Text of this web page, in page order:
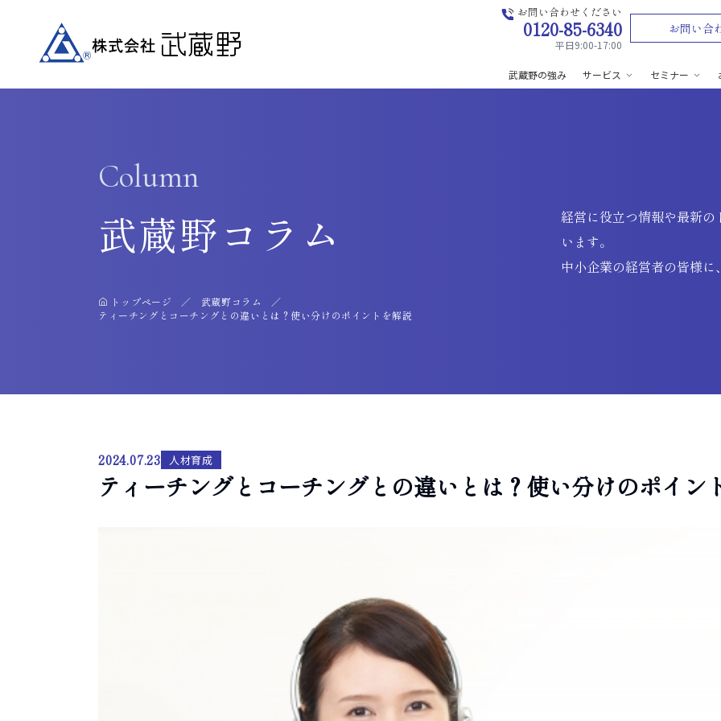
お問い合わせください
0120-85-6340
平日9:00-17:00
お問い合
武蔵野の強み サービス セミナー
Column
武蔵野コラム
トップページ
武蔵野コラム
ティーチングとコーチングとの違いとは？使い分けのポイントを解説
経営に役立つ情報や最新
います。
中小企業の経営者の皆様
2024.07.23 人材育成
ティーチングとコーチングとの違いとは？使い分けのポイン